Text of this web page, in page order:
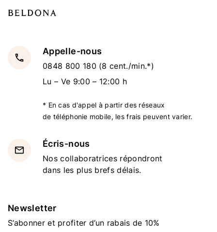
local_phone
Appelle-nous
0848 800 180 (8 cent./min.*)
Lu – Ve 9:00 – 12:00 h
* En cas d'appel à partir des réseaux
de téléphonie mobile, les frais peuvent varier.
email
Écris-nous
Nos collaboratrices répondront
dans les plus brefs délais.
Newsletter
S’abonner et profiter d’un rabais de 10%